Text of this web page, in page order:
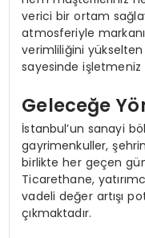
verici bir ortam
atmosferiyle
verimliliğini
sayesinde işletmeniz
Geleceğe
İstanbul’un sanayi
gayrimenkuller,
birlikte her geçen
Ticarethane,
vadeli değer artışı
çıkmaktadır.